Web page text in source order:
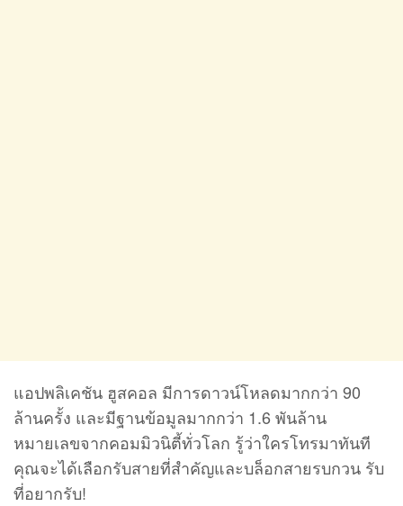
แอปพลิเคชัน ฮูสคอล มีการดาวน์โหลดมากกว่า 90
ล้านครั้ง และมีฐานข้อมูลมากกว่า 1.6 พันล้าน
หมายเลขจากคอมมิวนิตี้ทั่วโลก รู้ว่าใครโทรมาทันที
คุณจะได้เลือกรับสายที่สำคัญและบล็อกสายรบกวน รับ
ที่อยากรับ!